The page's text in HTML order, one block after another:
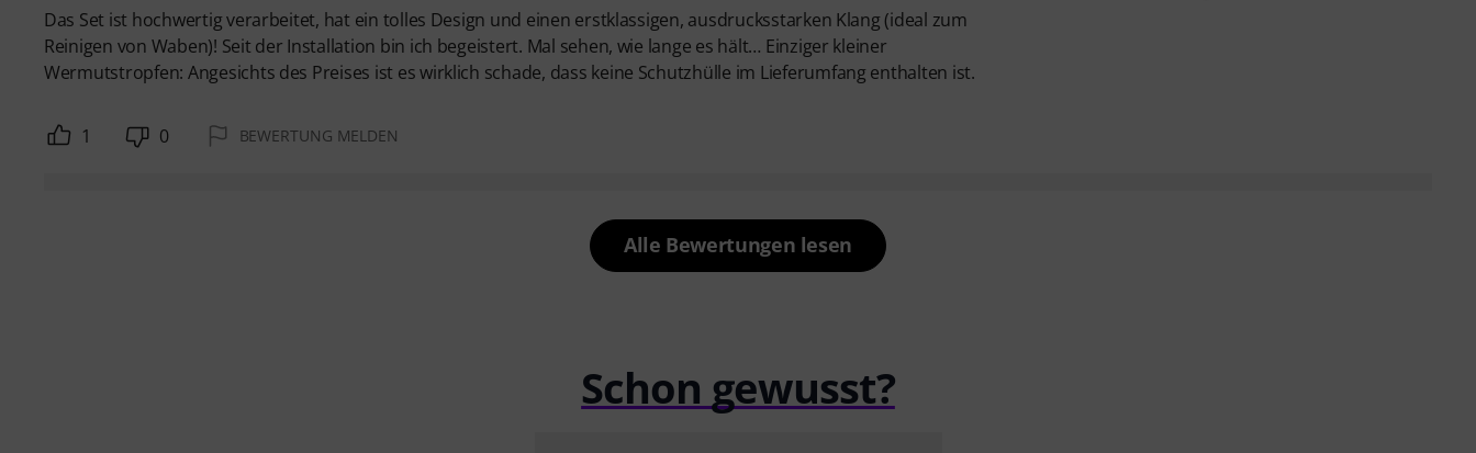
Das Set ist hochwertig verarbeitet, hat ein tolles Design und einen erstklassigen, ausdrucksstarken Klang (ideal zum
Reinigen von Waben)! Seit der Installation bin ich begeistert. Mal sehen, wie lange es hält… Einziger kleiner
Wermutstropfen: Angesichts des Preises ist es wirklich schade, dass keine Schutzhülle im Lieferumfang enthalten ist.
1 0 BEWERTUNG MELDEN
Alle Bewertungen lesen
Schon gewusst?